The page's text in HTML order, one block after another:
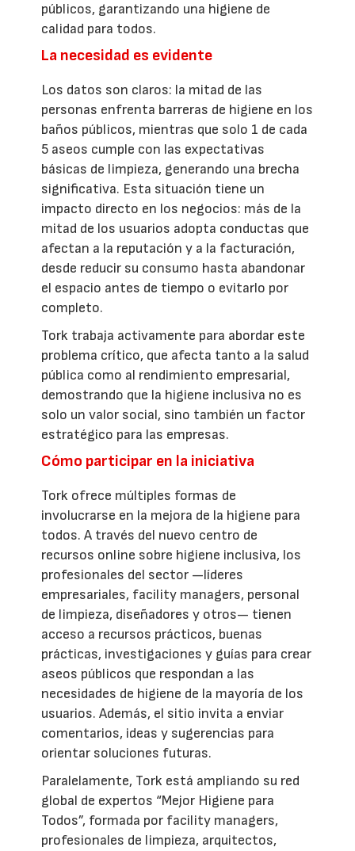
públicos, garantizando una higiene de
calidad para todos.
La necesidad es evidente
Los datos son claros: la mitad de las
personas enfrenta barreras de higiene en los
baños públicos, mientras que solo 1 de cada
5 aseos cumple con las expectativas
básicas de limpieza, generando una brecha
significativa. Esta situación tiene un
impacto directo en los negocios: más de la
mitad de los usuarios adopta conductas que
afectan a la reputación y a la facturación,
desde reducir su consumo hasta abandonar
el espacio antes de tiempo o evitarlo por
completo.
Tork trabaja activamente para abordar este
problema crítico, que afecta tanto a la salud
pública como al rendimiento empresarial,
demostrando que la higiene inclusiva no es
solo un valor social, sino también un factor
estratégico para las empresas.
Cómo participar en la iniciativa
Tork ofrece múltiples formas de
involucrarse en la mejora de la higiene para
todos. A través del nuevo centro de
recursos online sobre higiene inclusiva, los
profesionales del sector —líderes
empresariales, facility managers, personal
de limpieza, diseñadores y otros— tienen
acceso a recursos prácticos, buenas
prácticas, investigaciones y guías para crear
aseos públicos que respondan a las
necesidades de higiene de la mayoría de los
usuarios. Además, el sitio invita a enviar
comentarios, ideas y sugerencias para
orientar soluciones futuras.
Paralelamente, Tork está ampliando su red
global de expertos “Mejor Higiene para
Todos”, formada por facility managers,
profesionales de limpieza, arquitectos,